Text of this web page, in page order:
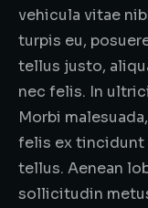
vehicula vitae
turpis eu,
tellus justo,
nec felis. In
Morbi
felis ex tincidunt
tellus. Aenean
sollicitudin